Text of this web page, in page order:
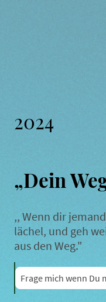
2024
„Dein
,, Wenn dir
lächel, und geh
aus den Weg."
Frage mich wenn Du